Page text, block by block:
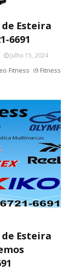
Esteira
6691
Julho 15, 2024
Fitness i9 Fitness
Esteira